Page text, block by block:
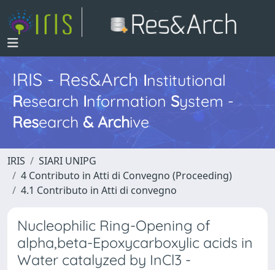
IRIS - Res&ArchInstitutional
Research InformationSystem -
Research & Archive
IRIS
SIARI UNIPG
4 Contributo in Atti di Convegno (Proceeding)
4.1 Contributo in Atti di convegno
Nucleophilic Ring-Opening of
alpha,beta-Epoxycarboxylic acids in
Water catalyzed by InCl3 -